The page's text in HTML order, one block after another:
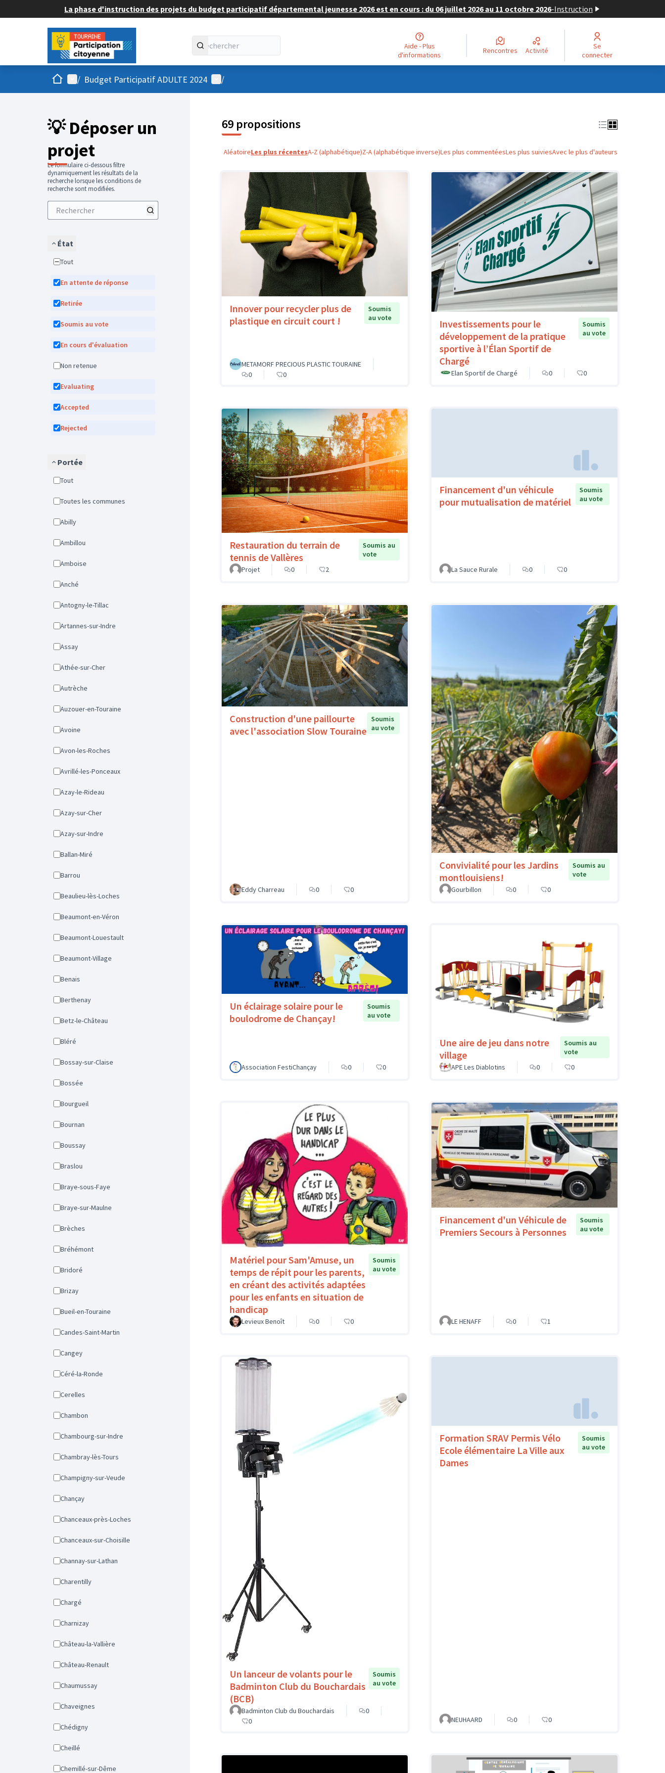
La phase d'instruction des projets du budget participatif départemental jeunesse 2026 est en cours : du 06 juillet 2026 au 11 octobre 2026-Instruction
Aide - Plus
d'informations
Rencontres Activité
Se
connecter
AccueilMenu principal
/ Budget Participatif ADULTE 2024 Menu utilisateur
/
💡 Déposer un
projet
Le formulaire ci-dessous filtre
dynamiquement les résultats de la
recherche lorsque les conditions de
recherche sont modifiées.
État
Tout
En attente de réponse
Retirée
Soumis au vote
En cours d'évaluation
Non retenue
Evaluating
Accepted
Rejected
Portée
Tout
Toutes les communes
Abilly
Ambillou
Amboise
Anché
Antogny-le-Tillac
Artannes-sur-Indre
Assay
Athée-sur-Cher
Autrèche
Auzouer-en-Touraine
Avoine
Avon-les-Roches
Avrillé-les-Ponceaux
Azay-le-Rideau
Azay-sur-Cher
Azay-sur-Indre
Ballan-Miré
Barrou
Beaulieu-lès-Loches
Beaumont-en-Véron
Beaumont-Louestault
Beaumont-Village
Benais
Berthenay
Betz-le-Château
Bléré
Bossay-sur-Claise
Bossée
Bourgueil
Bournan
Boussay
Braslou
Braye-sous-Faye
Braye-sur-Maulne
Brèches
Bréhémont
Bridoré
Brizay
Bueil-en-Touraine
Candes-Saint-Martin
Cangey
Céré-la-Ronde
Cerelles
Chambon
Chambourg-sur-Indre
Chambray-lès-Tours
Champigny-sur-Veude
Chançay
Chanceaux-près-Loches
Chanceaux-sur-Choisille
Channay-sur-Lathan
Charentilly
Chargé
Charnizay
Château-la-Vallière
Château-Renault
Chaumussay
Chaveignes
Chédigny
Cheillé
Chemillé-sur-Dême
69 propositions
AléatoireLes plus récentesA-Z (alphabétique)Z-A (alphabétique inverse)Les plus commentéesLes plus suiviesAvec le plus d'auteurs
Innover pour recycler plus de
plastique en circuit court !
Soumis
au vote
METAMORF PRECIOUS PLASTIC TOURAINE
0
0
Investissements pour le
développement de la pratique
sportive à l’Élan Sportif de
Chargé
Soumis
au vote
Elan Sportif de Chargé 0 0
Restauration du terrain de
tennis de Vallères
Soumis au
vote
Projet
0 2
Financement d'un véhicule
pour mutualisation de matériel
Soumis
au vote
La Sauce Rurale 0 0
Construction d'une paillourte
avec l'association Slow Touraine
Soumis
au vote
Eddy Charreau 0 0
Convivialité pour les Jardins
montlouisiens!
Soumis au
vote
Gourbillon
0 0
Un éclairage solaire pour le
boulodrome de Chançay!
Soumis
au vote
Association FestiChançay 0 0
Une aire de jeu dans notre
village
Soumis au
vote
APE Les Diablotins
0 0
Matériel pour Sam'Amuse, un
temps de répit pour les parents,
en créant des activités adaptées
pour les enfants en situation de
handicap
Soumis
au vote
Levieux Benoît 0 0
Financement d'un Véhicule de
Premiers Secours à Personnes
Soumis
au vote
LE HENAFF 0 1
Un lanceur de volants pour le
Badminton Club du Bouchardais
(BCB)
Soumis
au vote
Badminton Club du Bouchardais
0
0
Formation SRAV Permis Vélo
Ecole élémentaire La Ville aux
Dames
Soumis
au vote
NEUHAARD 0 0